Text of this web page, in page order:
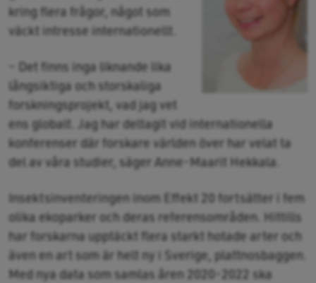
kring flera frågor, något som
väckt intresse internationellt.
– Det finns inga liknande lika
långsiktiga och storskaliga
forskningsprojekt, vad jag vet
ens globalt. Jag har deltagit vid internationella
konferenser där forskare världen över har velat ta
del av våra studier, säger Anne-Maarit Hekkala.
Insektsinventeringen inom Effekt 20 fortsätter i fem
olika ekoparker och deras referensområden. Hittills
har forskarna upptäckt flera starkt hotade arter och
även en art som är helt ny i Sverige, plattnosbaggen.
Med nya data som samlas åren 2020-2022 ska